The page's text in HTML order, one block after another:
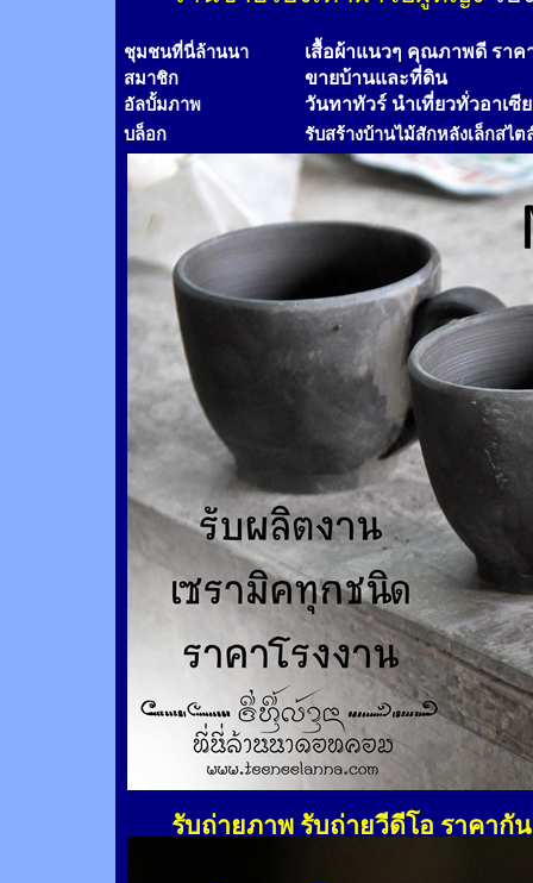
ชุมชนที่นี่ล้านนา เสื้อผ้าแนวๆ คุณภาพดี ราค
สมาชิก ขายบ้านและที่ดิน
อัลบั้มภาพ วันทาทัวร์ นำเที่ยวทั่วอาเซี
บล็อก รับสร้างบ้านไม้สักหลังเล็กสไต
รับถ่ายภาพ รับถ่ายวีดีโอ ราคากั